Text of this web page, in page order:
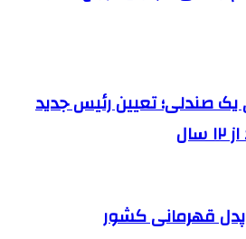
صندلی؛ تعیین رئیس جدید
قهرمانی کشور